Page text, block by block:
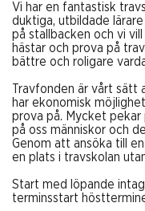
Vi har en fantastisk
duktiga, utbildade
på stallbacken och vi
hästar och prova på
bättre och roligare
Travfonden är vårt
har ekonomisk
prova på. Mycket
på oss människor och
Genom att ansöka till
en plats i travskolan
Start med löpande
terminsstart